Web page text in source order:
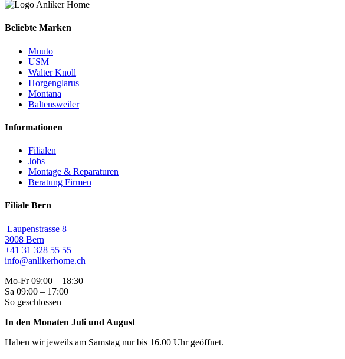
Beliebte Marken
Muuto
USM
Walter Knoll
Horgenglarus
Montana
Baltensweiler
Informationen
Filialen
Jobs
Montage & Reparaturen
Beratung Firmen
Filiale Bern
Laupenstrasse 8
3008 Bern
+41 31 328 55 55
info@anlikerhome.ch
Mo-Fr 09:00 – 18:30
Sa 09:00 – 17:00
So geschlossen
In den Monaten Juli und August
Haben wir jeweils am Samstag nur bis 16.00 Uhr geöffnet.